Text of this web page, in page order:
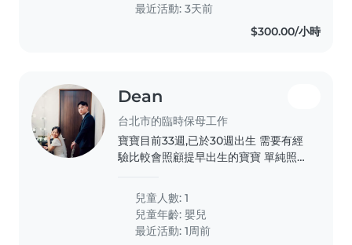
最近活動: 3天前
$300.00/小時
Dean
台北市的臨時保母工作
寶寶目前33週,已於30週出生 需要有經
驗比較會照顧提早出生的寶寶 單純照
媽媽健康快樂
兒童人數: 1
兒童年齡:嬰兒
最近活動: 1周前